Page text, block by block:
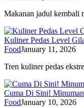
Makanan jadul kembali
Kuliner Pedas Level
FoodJanuary 11, 2026
Tren kuliner pedas
Cuma Di Sini!
FoodJanuary 10, 2026